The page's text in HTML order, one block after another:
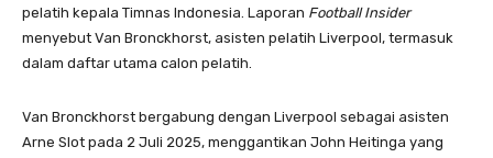
pelatih kepala Timnas Indonesia. Laporan Football Insider
menyebut Van Bronckhorst, asisten pelatih Liverpool, termasuk
dalam daftar utama calon pelatih.
Van Bronckhorst bergabung dengan Liverpool sebagai asisten
Arne Slot pada 2 Juli 2025, menggantikan John Heitinga yang